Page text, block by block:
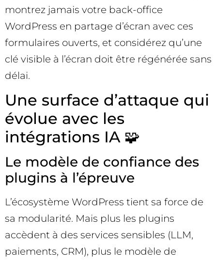
montrez jamais votre back-office
WordPress en partage d’écran avec ces
formulaires ouverts, et considérez qu’une
clé visible à l’écran doit être régénérée sans
délai.
Une surface d’attaque qui
évolue avec les
intégrations IA 🧩
Le modèle de confiance des
plugins à l’épreuve
L’écosystème WordPress tient sa force de
sa modularité. Mais plus les plugins
accèdent à des services sensibles (LLM,
paiements, CRM), plus le modèle de